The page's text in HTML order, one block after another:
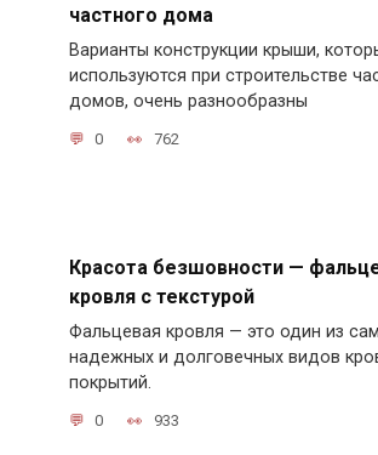
частного дома
Варианты конструкции крыши,
используются при строительстве
домов, очень разнообразны
0 762
Красота безшовности —
кровля с текстурой
Фальцевая кровля — это один из
надежных и долговечных видов
покрытий.
0 933